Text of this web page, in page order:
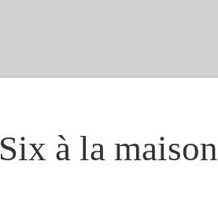
Six à la maison